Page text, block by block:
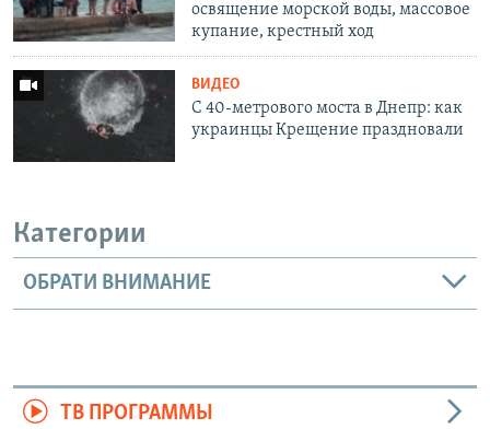
освящение морской воды, массовое
купание, крестный ход
ВИДЕО
С 40-метрового моста в Днепр: как
украинцы Крещение праздновали
Категории
ОБРАТИ ВНИМАНИЕ
ТВ ПРОГРАММЫ